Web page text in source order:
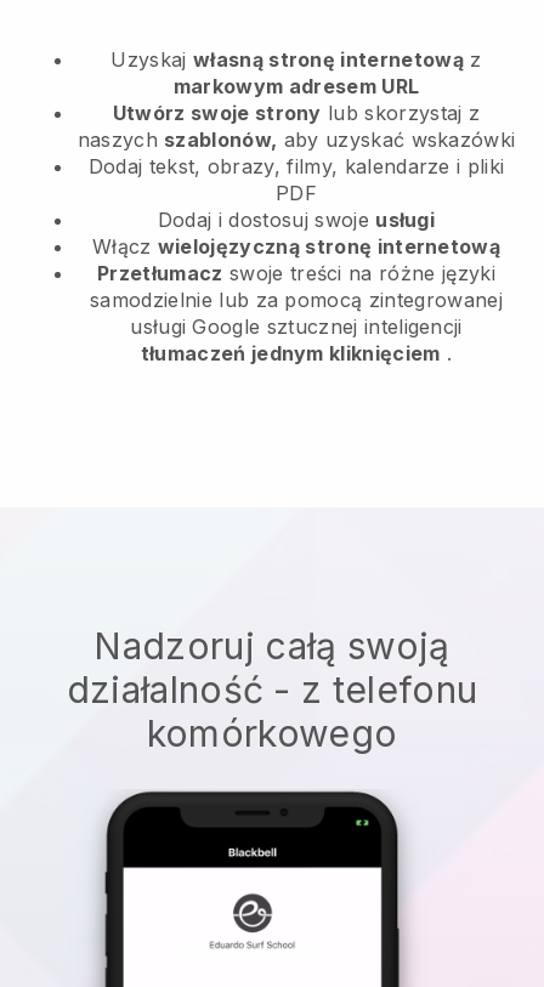
Uzyskaj własną stronę internetowąz
markowym adresem URL
Utwórz swoje strony lub skorzystaj z
naszych szablonów, aby uzyskać wskazówki
Dodaj tekst, obrazy, filmy, kalendarze i pliki
PDF
Dodaj i dostosuj swoje usługi
Włącz wielojęzyczną stronę internetową
Przetłumacz swoje treści na różne języki
samodzielnie lub za pomocą zintegrowanej
usługi Google sztucznej inteligencji
tłumaczeń jednym kliknięciem .
Nadzoruj całą swoją
działalność - z telefonu
komórkowego